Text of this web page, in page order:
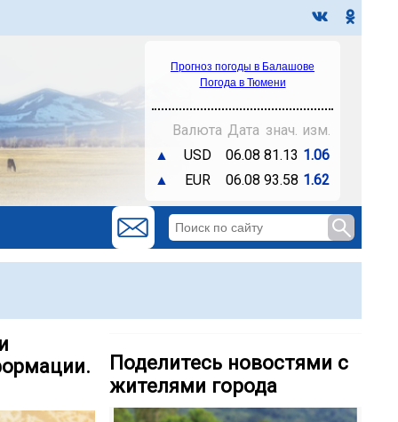
Прогноз погоды в Балашове
Погода в Тюмени
Валюта Дата знач. изм.
▲
USD 06.08 81.13 1.06
▲
EUR 06.08 93.58 1.62
Поделитесь новостями с
жителями города